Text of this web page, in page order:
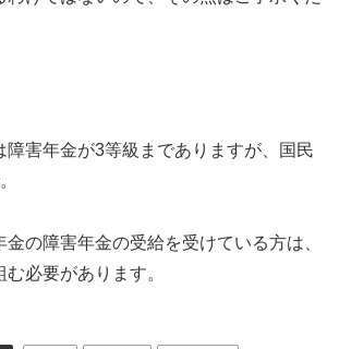
障害年金が3等級までありますが、国民
の障害年金の受給を受けている方は、
必要があります。